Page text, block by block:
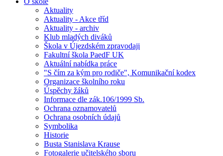
Aktuality
Aktuality - Akce tříd
Aktuality - archiv
Klub mladých diváků
Škola v Újezdském zpravodaji
Fakultní škola PaedF UK
Aktuální nabídka práce
"S čím za kým pro rodiče", Komunikační kodex
Organizace školního roku
Úspěchy žáků
Informace dle zák.106/1999 Sb.
Ochrana oznamovatelů
Ochrana osobních údajů
Symbolika
Historie
Busta Stanislava Krause
Fotogalerie učitelského sboru